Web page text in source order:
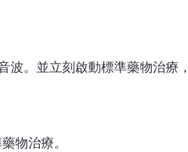
波。並立刻啟動標準藥物治療，
物治療。